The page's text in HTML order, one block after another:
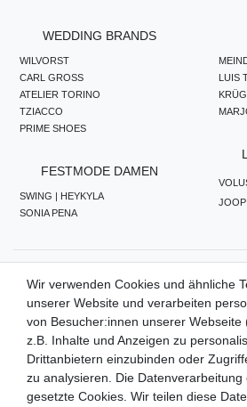
WEDDING BRANDS
WILVORST
CARL GROSS
ATELIER TORINO
TZIACCO
PRIME SHOES
FESTMODE DAMEN
SWING | HEYKYLA
SONIA PENA
LUIS
WIR VERSENDEN
Wir verwenden Cookies und ähnliche
unserer Website und verarbeiten
von Besucher:innen unserer Webseite
z.B. Inhalte und Anzeigen zu
Drittanbietern einzubinden oder
zu analysieren. Die Datenverarbeitung
gesetzte Cookies. Wir teilen diese